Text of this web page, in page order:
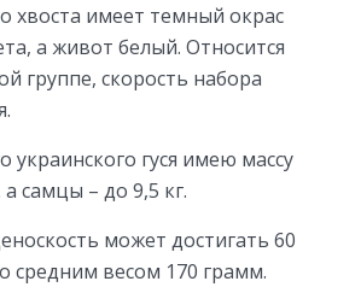
хвоста имеет темный окрас
а живот белый. Относится
группе, скорость набора
украинского гуся имею массу
а самцы – до 9,5 кг.
может достигать 60
средним весом 170 грамм.